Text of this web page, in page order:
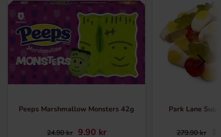
Peeps Marshmallow Monsters 42g
24.90 kr 9.90 kr
Park Lane
279.90 kr